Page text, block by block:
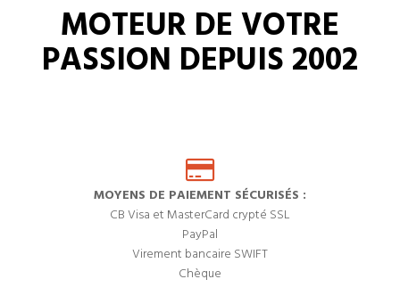
MOTEUR DE VOTRE
PASSION DEPUIS 2002
MOYENS DE PAIEMENT SÉCURISÉS :
CB Visa et MasterCard crypté SSL
PayPal
Virement bancaire SWIFT
Chèque